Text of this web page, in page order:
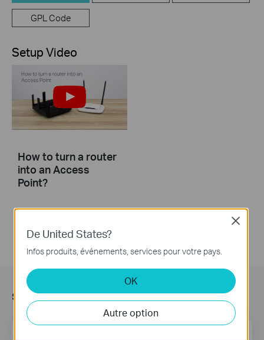
GPL Code
Setup Video
How to turn a router
into an Access
Point?
s’Abonner
De United States?
Infos produits, événements, services pour votre pays.
OK
Autre option
Close